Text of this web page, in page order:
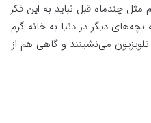
چندماه قبل نباید به این فکر
دیگر در دنیا به خانه گرم
می‌نشینند و گاهی هم از